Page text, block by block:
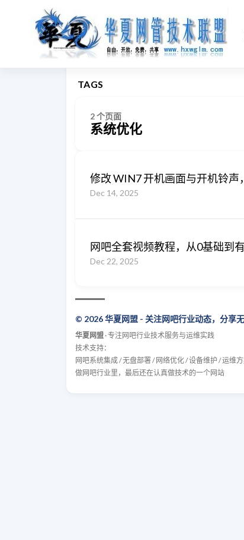
TAGS
2 个页面
系统优化
修改 WIN7 开机画面与开机铃声
Dec 14, 2025
网吧全套视频教程，从0基础到
Dec 22, 2025
© 2026 华夏网盟 - 关注网吧行业动态，分享
华夏网盟 · 专注网吧行业技术服务与运维实践
技术支持：
网吧系统集成 / 无盘部署 / 网络优化 / 设备维护 / 运维
做网吧行业里，最后还在认真做技术的一个网站